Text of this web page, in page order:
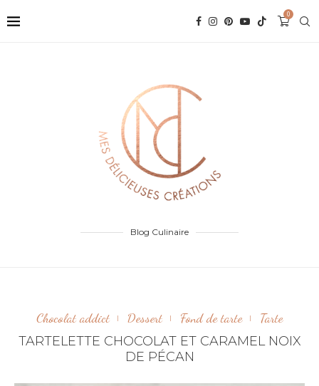
0
Blog Culinaire
Chocolat addict Dessert Fond de tarte
Tarte
TARTELETTE CHOCOLAT ET CARAMEL NOIX
DE PÉCAN